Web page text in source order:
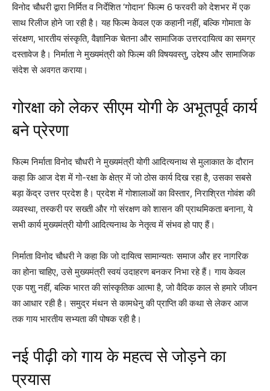
विनोद चौधरी द्वारा निर्मित व निर्देशित ‘गोदान’ फिल्म 6 फरवरी को देशभर में एक
साथ रिलीज होने जा रही है। यह फिल्म केवल एक कहानी नहीं, बल्कि गोमाता के
संरक्षण, भारतीय संस्कृति, वैज्ञानिक चेतना और सामाजिक उत्तरदायित्व का समग्र
दस्तावेज है। निर्माता ने मुख्यमंत्री को फिल्म की विषयवस्तु, उद्देश्य और सामाजिक
संदेश से अवगत कराया।
गोरक्षा को लेकर सीएम योगी के अभूतपूर्व कार्य
बने प्रेरणा
फिल्म निर्माता विनोद चौधरी ने मुख्यमंत्री योगी आदित्यनाथ से मुलाकात के दौरान
कहा कि आज देश में गो-रक्षा के क्षेत्र में जो ठोस कार्य दिख रहा है, उसका सबसे
बड़ा केंद्र उत्तर प्रदेश है। प्रदेश में गोशालाओं का विस्तार, निराश्रित गोवंश की
व्यवस्था, तस्करी पर सख्ती और गो संरक्षण को शासन की प्राथमिकता बनाना, ये
सभी कार्य मुख्यमंत्री योगी आदित्यनाथ के नेतृत्व में संभव हो पाए हैं।
निर्माता विनोद चौधरी ने कहा कि जो दायित्व सामान्यतः समाज और हर नागरिक
का होना चाहिए, उसे मुख्यमंत्री स्वयं उदाहरण बनकर निभा रहे हैं। गाय केवल
एक पशु नहीं, बल्कि भारत की सांस्कृतिक आत्मा है, जो वैदिक काल से हमारे जीवन
का आधार रही है। समुद्र मंथन से कामधेनु की प्राप्ति की कथा से लेकर आज
तक गाय भारतीय सभ्यता की पोषक रही है।
नई पीढ़ी को गाय के महत्व से जोड़ने का
प्रयास